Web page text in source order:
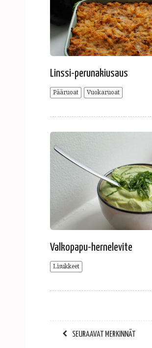
Linssi-perunakiusaus
Pääruoat Vuokaruoat
Valkopapu-hernelevite
Lisukkeet
SEURAAVAT MERKINNÄT